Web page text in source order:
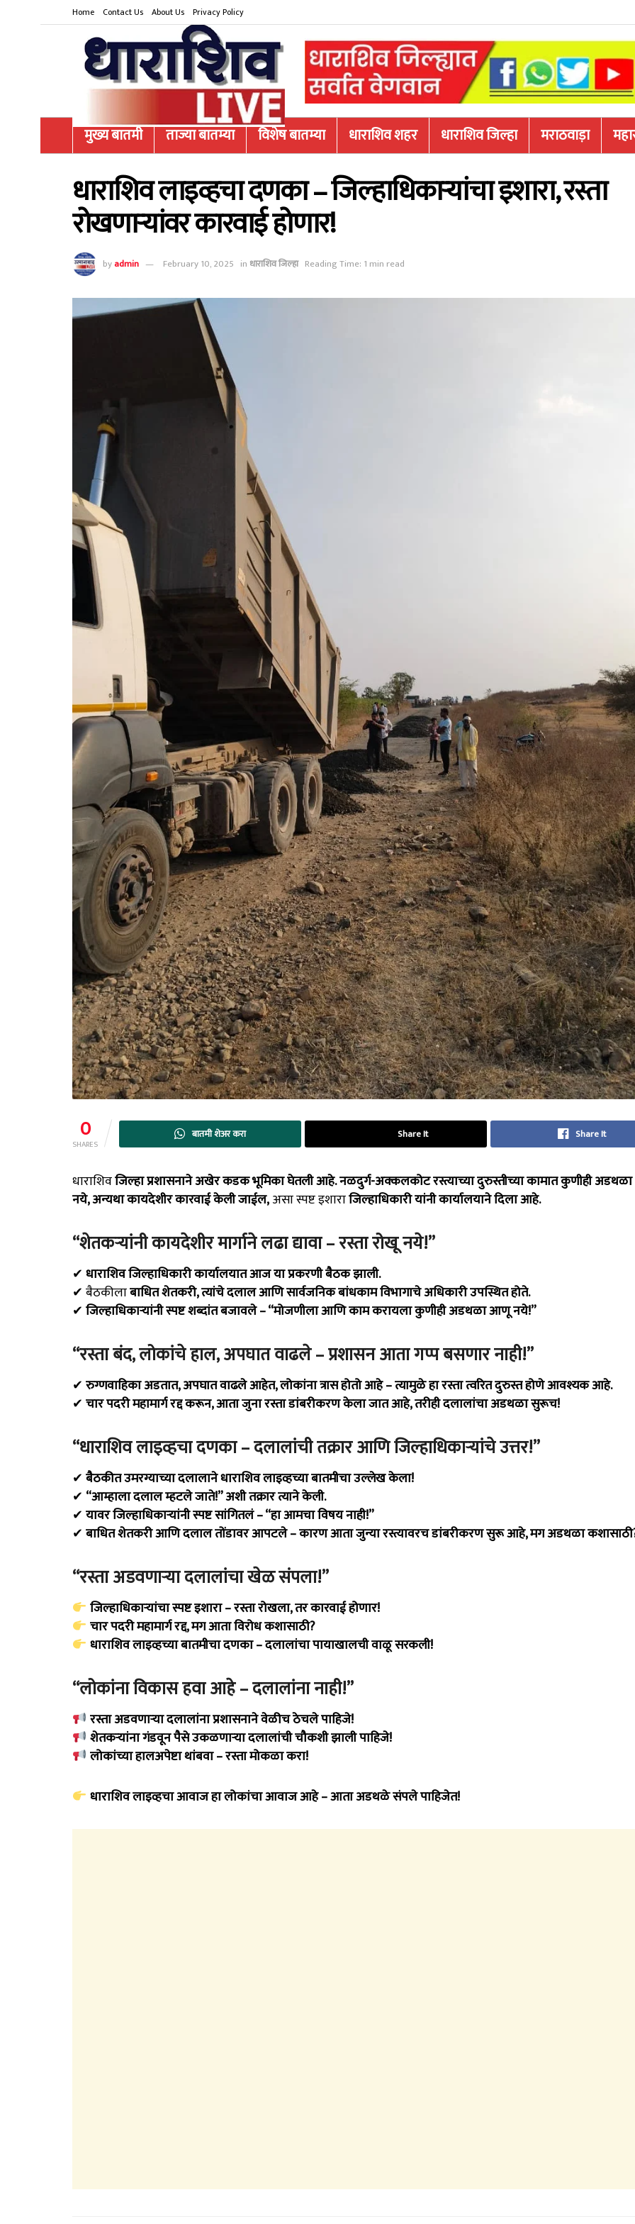
Home Contact Us About Us Privacy Policy
मुख्य बातमी ताज्या बातम्या विशेष बातम्या धाराशिव शहर धाराशिव जिल्हा मराठवाड़ा
धाराशिव लाइव्हचा दणका – जिल्हाधिकाऱ्यांचा इशारा, रस्ता
रोखणाऱ्यांवर कारवाई होणार!
byadmin February 10, 2025 in धाराशिव जिल्हा Reading Time: 1 min read
0
SHARES
बातमी शेअर करा Share It Share It
धाराशिवजिल्हा प्रशासनाने अखेर कडक भूमिका घेतली आहे.नळदुर्ग-अक्कलकोट रस्त्याच्या दुरुस्तीच्या कामात कुणीही
नये, अन्यथा कायदेशीर कारवाई केली जाईल,असा स्पष्ट इशाराजिल्हाधिकारी यांनी कार्यालयाने दिला आहे.
“शेतकऱ्यांनी कायदेशीर मार्गाने लढा द्यावा – रस्ता रोखू नये!”
✔ धाराशिव जिल्हाधिकारी कार्यालयात आज या प्रकरणी बैठक झाली.
✔ बैठकीलाबाधित शेतकरी, त्यांचे दलाल आणि सार्वजनिक बांधकाम विभागाचे अधिकारी उपस्थित होते.
✔ जिल्हाधिकाऱ्यांनी स्पष्ट शब्दांत बजावले – “मोजणीला आणि काम करायला कुणीही अडथळा आणू नये!”
“रस्ता बंद, लोकांचे हाल, अपघात वाढले – प्रशासन आता गप्प बसणार नाही!”
✔ रुग्णवाहिका अडतात, अपघात वाढले आहेत, लोकांना त्रास होतो आहे – त्यामुळे हा रस्ता त्वरित दुरुस्त होणे आवश्यक आहे.
✔ चार पदरी महामार्ग रद्द करून, आता जुना रस्ता डांबरीकरण केला जात आहे, तरीही दलालांचा अडथळा सुरूच!
“धाराशिव लाइव्हचा दणका – दलालांची तक्रार आणि जिल्हाधिकाऱ्यांचे उत्तर!”
✔ बैठकीत उमरग्याच्या दलालाने धाराशिव लाइव्हच्या बातमीचा उल्लेख केला!
✔ “आम्हाला दलाल म्हटले जाते!” अशी तक्रार त्याने केली.
✔ यावर जिल्हाधिकाऱ्यांनी स्पष्ट सांगितलं – “हा आमचा विषय नाही!”
✔ बाधित शेतकरी आणि दलाल तोंडावर आपटले – कारण आता जुन्या रस्त्यावरच डांबरीकरण सुरू आहे, मग अडथळा
“रस्ता अडवणाऱ्या दलालांचा खेळ संपला!”
जिल्हाधिकाऱ्यांचा स्पष्ट इशारा – रस्ता रोखला, तर कारवाई होणार!
चार पदरी महामार्ग रद्द, मग आता विरोध कशासाठी?
धाराशिव लाइव्हच्या बातमीचा दणका – दलालांचा पायाखालची वाळू सरकली!
“लोकांना विकास हवा आहे – दलालांना नाही!”
रस्ता अडवणाऱ्या दलालांना प्रशासनाने वेळीच ठेचले पाहिजे!
शेतकऱ्यांना गंडवून पैसे उकळणाऱ्या दलालांची चौकशी झाली पाहिजे!
लोकांच्या हालअपेष्टा थांबवा – रस्ता मोकळा करा!
धाराशिव लाइव्हचा आवाज हा लोकांचा आवाज आहे – आता अडथळे संपले पाहिजेत!